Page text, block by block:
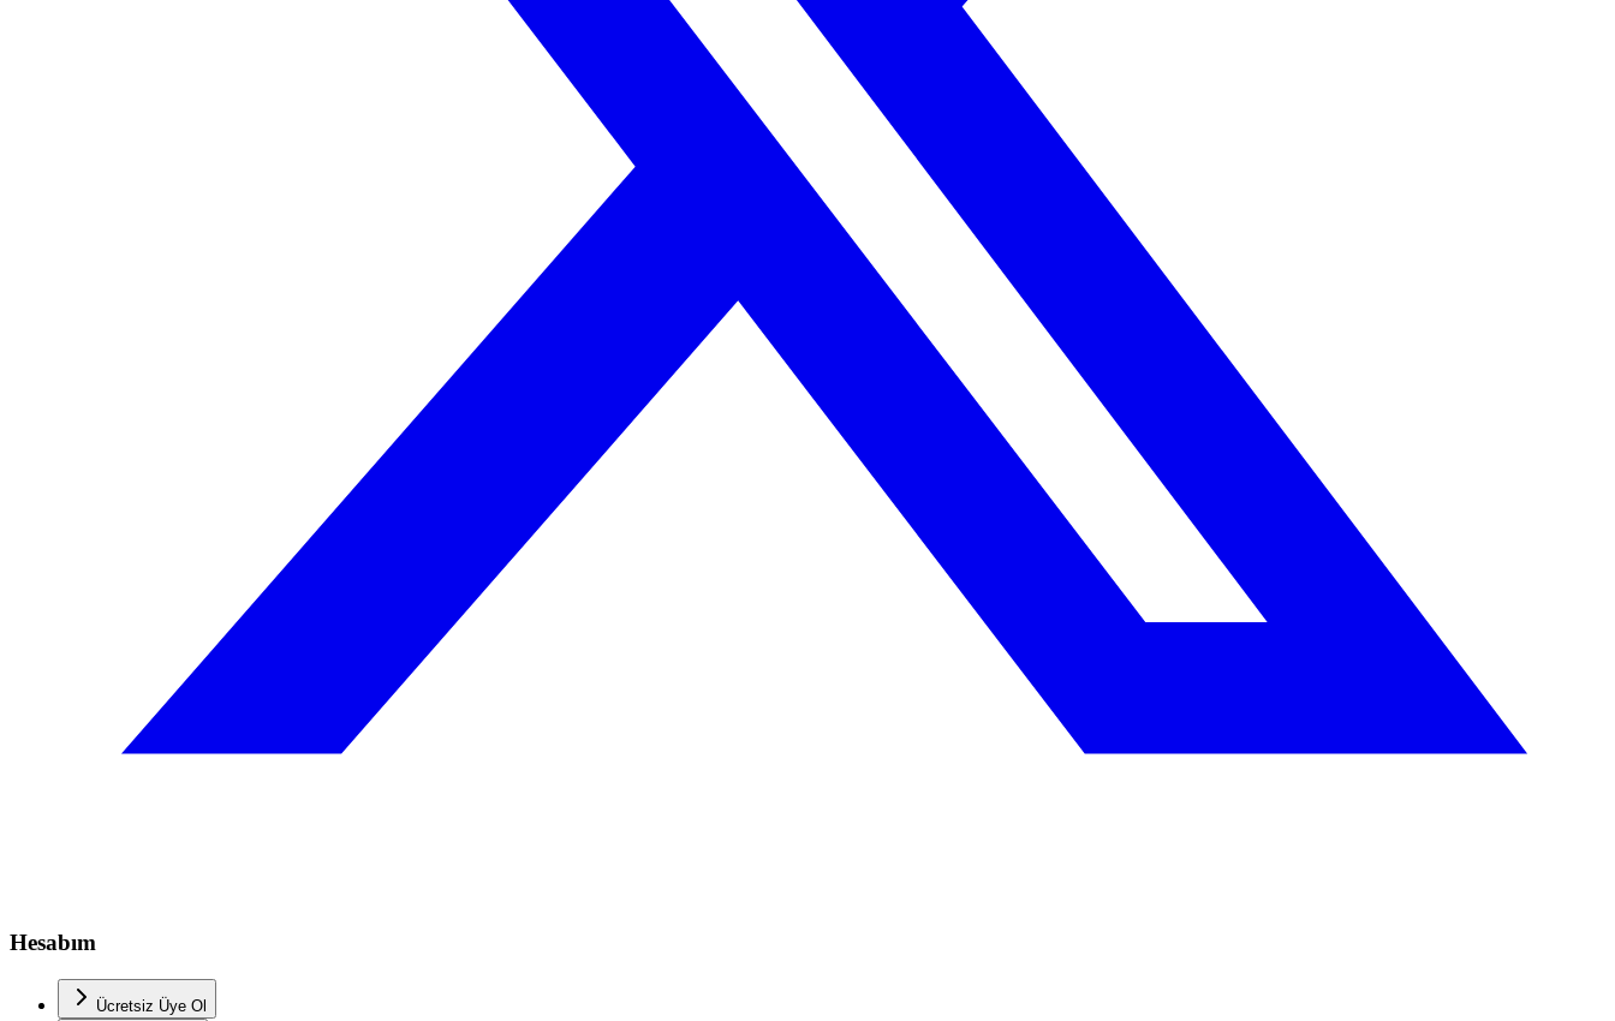
Hesabım
Ücretsiz Üye Ol